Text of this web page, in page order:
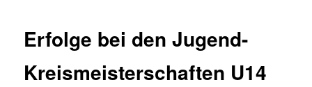
Erfolge bei den Jugend-
Kreismeisterschaften U14